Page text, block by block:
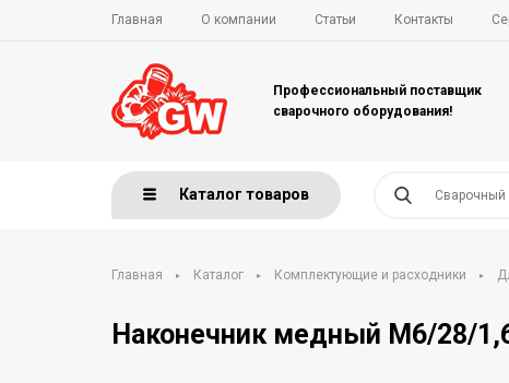
Главная О компании Статьи Контакты
Профессиональный поставщик
сварочного оборудования!
Каталог товаров
Главная Каталог Комплектующие и расходники
Наконечник медный M6/28/